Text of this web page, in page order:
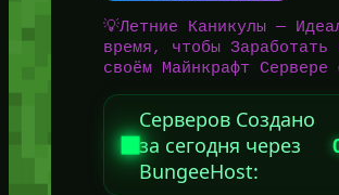
💡Летние Каникулы —
время, чтобы Заработать
своём Майнкрафт Сервере
Серверов Создано
за сегодня через
BungeeHost: